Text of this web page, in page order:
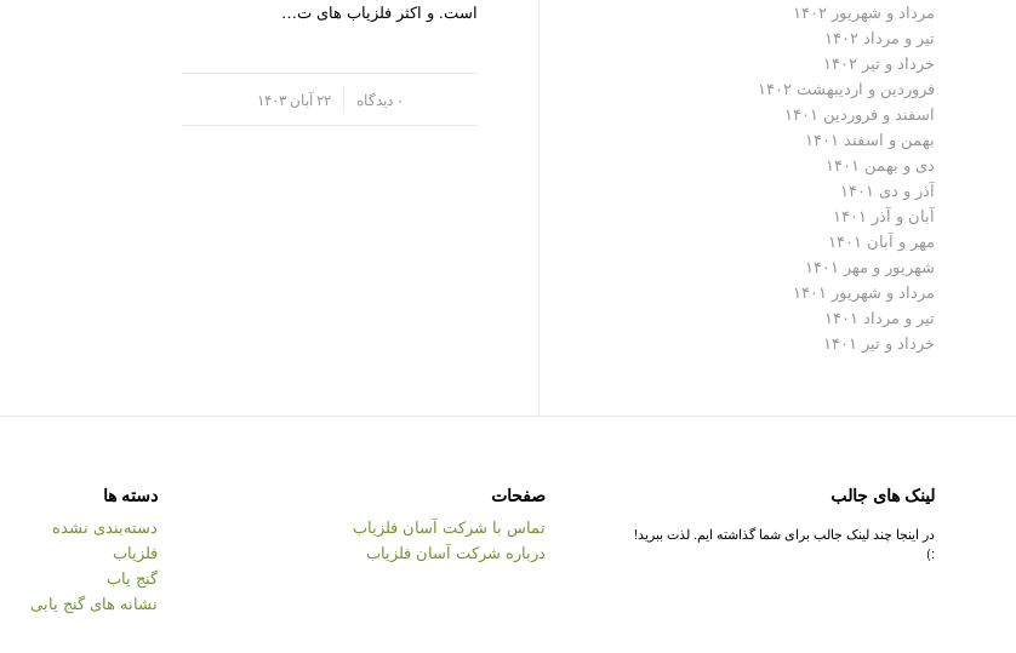
است. و اکثر فلزیاب های ت…
۰ دیدگاه ۲۲ آبان ۱۴۰۳
مرداد و شهریور ۱۴۰۲
تیر و مرداد ۱۴۰۲
خرداد و تیر ۱۴۰۲
فروردین و اردیبهشت ۱۴۰۲
اسفند و فروردین ۱۴۰۱
بهمن و اسفند ۱۴۰۱
دی و بهمن ۱۴۰۱
آذر و دی ۱۴۰۱
آبان و آذر ۱۴۰۱
مهر و آبان ۱۴۰۱
شهریور و مهر ۱۴۰۱
مرداد و شهریور ۱۴۰۱
تیر و مرداد ۱۴۰۱
خرداد و تیر ۱۴۰۱
لینک های جالب
در اینجا چند لینک جالب برای شما گذاشته ایم. لذت ببرید!
:)
صفحات
تماس با شرکت آسان فلزیاب
درباره شرکت آسان فلزیاب
دسته ها
دسته‌بندی نشده
فلزیاب
گنج یاب
نشانه های گنج یابی